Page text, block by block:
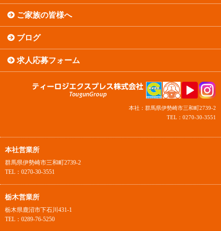
ご家族の皆様へ
ブログ
求人応募フォーム
本社：群馬県伊勢崎市三和町2739-2
TEL：0270-30-3551
本社営業所
群馬県伊勢崎市三和町2739-2
TEL：0270-30-3551
栃木営業所
栃木県鹿沼市下石川431-1
TEL：0289-76-5250